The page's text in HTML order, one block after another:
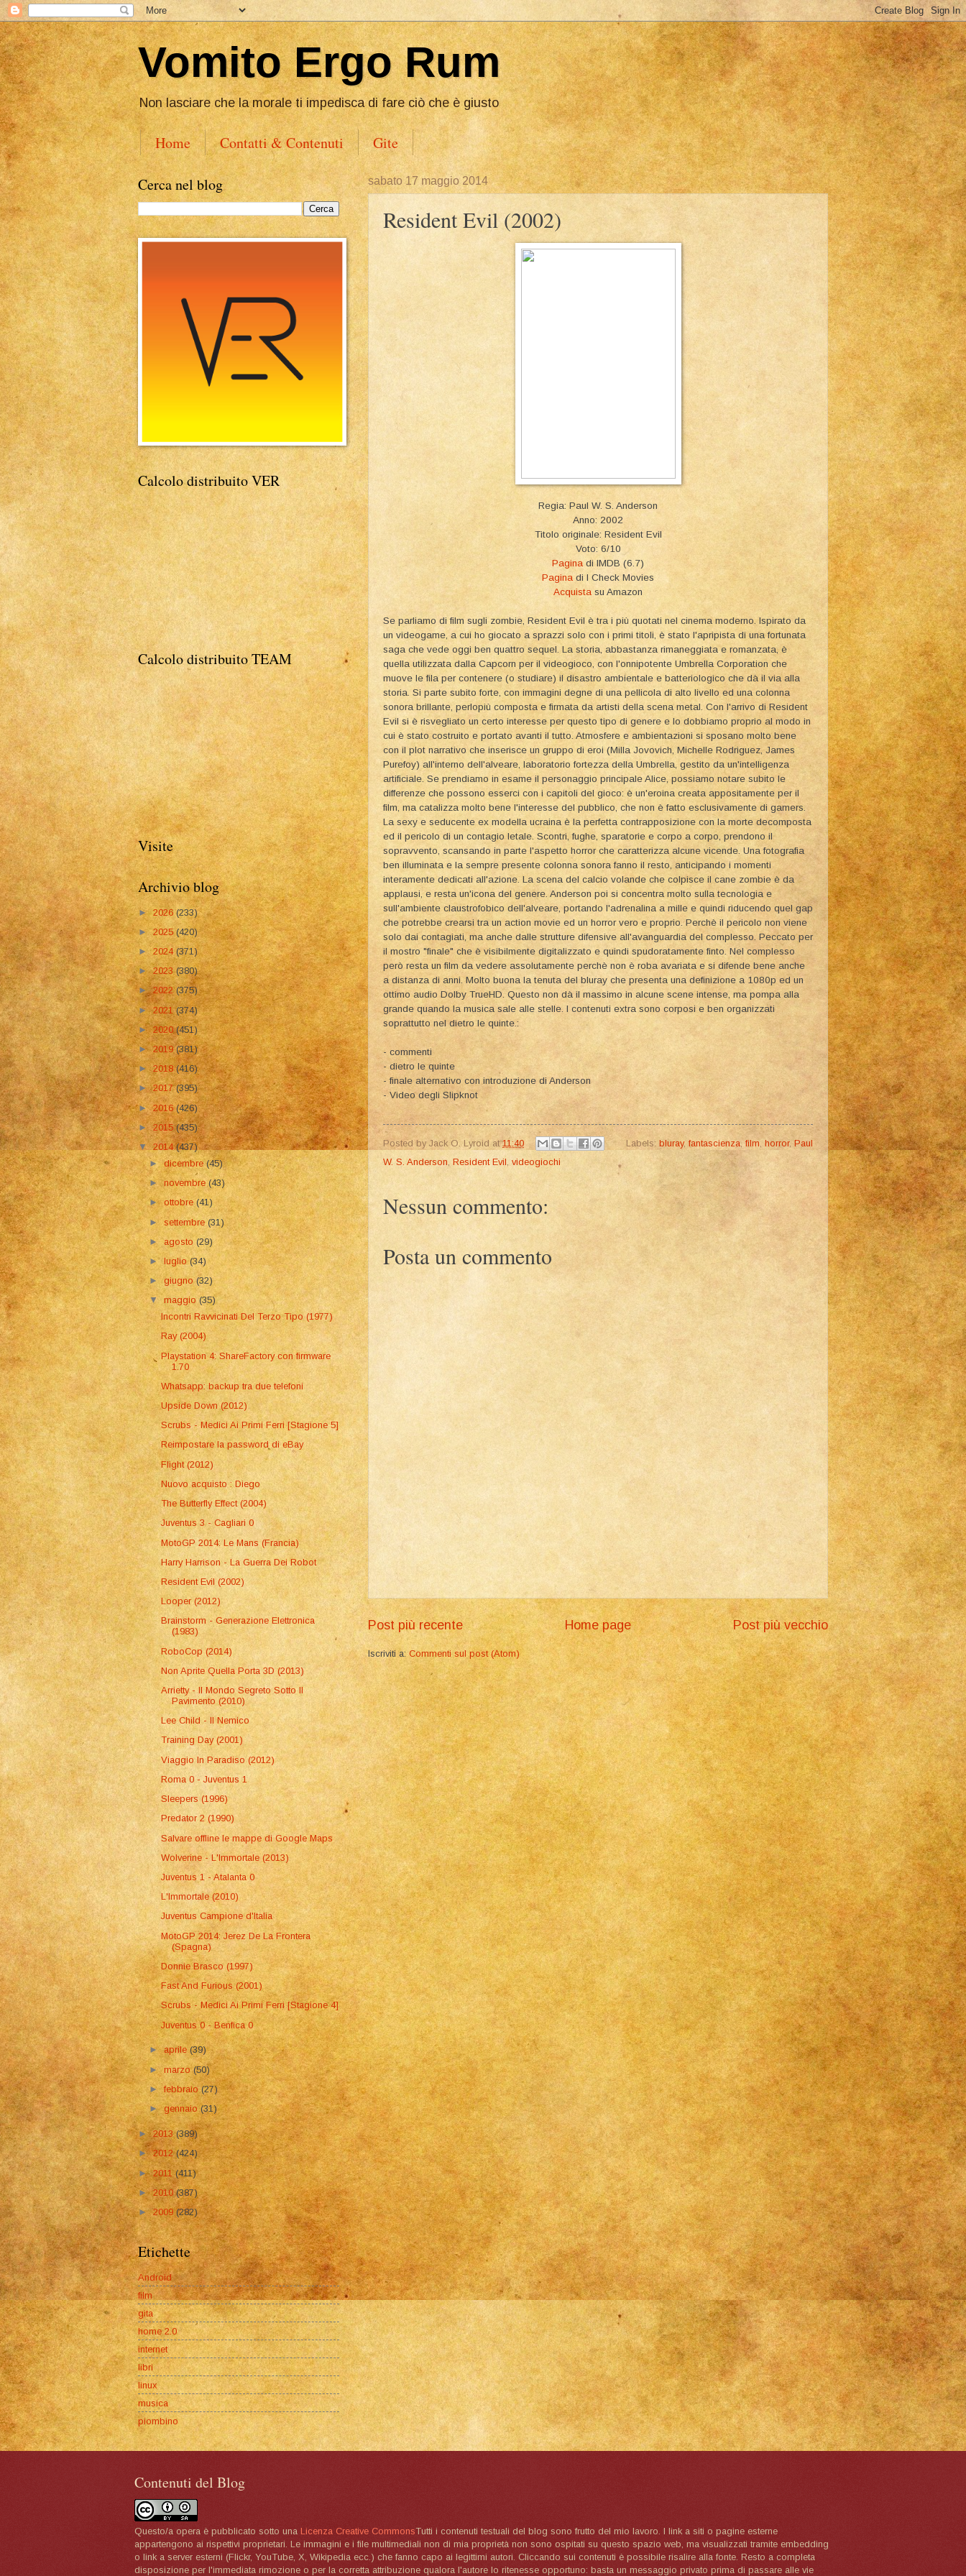
Vomito Ergo Rum
Non lasciare che la morale ti impedisca di fare ciò che è giusto
Home Contatti & Contenuti Gite
sabato 17 maggio 2014
Resident Evil (2002)
Regia: Paul W. S. Anderson
Anno: 2002
Titolo originale: Resident Evil
Voto: 6/10
Pagina di IMDB (6.7)
Pagina di I Check Movies
Acquista su Amazon
Se parliamo di film sugli zombie, Resident Evil è tra i più quotati nel cinema moderno. Ispirato da
un videogame, a cui ho giocato a sprazzi solo con i primi titoli, è stato l'apripista di una fortunata
saga che vede oggi ben quattro sequel. La storia, abbastanza rimaneggiata e romanzata, è
quella utilizzata dalla Capcorn per il videogioco, con l'onnipotente Umbrella Corporation che
muove le fila per contenere (o studiare) il disastro ambientale e batteriologico che dà il via alla
storia. Si parte subito forte, con immagini degne di una pellicola di alto livello ed una colonna
sonora brillante, perlopiù composta e firmata da artisti della scena metal. Con l'arrivo di Resident
Evil si è risvegliato un certo interesse per questo tipo di genere e lo dobbiamo proprio al modo in
cui è stato costruito e portato avanti il tutto. Atmosfere e ambientazioni si sposano molto bene
con il plot narrativo che inserisce un gruppo di eroi (Milla Jovovich, Michelle Rodriguez, James
Purefoy) all'interno dell'alveare, laboratorio fortezza della Umbrella, gestito da un'intelligenza
artificiale. Se prendiamo in esame il personaggio principale Alice, possiamo notare subito le
differenze che possono esserci con i capitoli del gioco: è un'eroina creata appositamente per il
film, ma catalizza molto bene l'interesse del pubblico, che non è fatto esclusivamente di gamers.
La sexy e seducente ex modella ucraina è la perfetta contrapposizione con la morte decomposta
ed il pericolo di un contagio letale. Scontri, fughe, sparatorie e corpo a corpo, prendono il
sopravvento, scansando in parte l'aspetto horror che caratterizza alcune vicende. Una fotografia
ben illuminata e la sempre presente colonna sonora fanno il resto, anticipando i momenti
interamente dedicati all'azione. La scena del calcio volande che colpisce il cane zombie è da
applausi, e resta un'icona del genere. Anderson poi si concentra molto sulla tecnologia e
sull'ambiente claustrofobico dell'alveare, portando l'adrenalina a mille e quindi riducendo quel gap
che potrebbe crearsi tra un action movie ed un horror vero e proprio. Perchè il pericolo non viene
solo dai contagiati, ma anche dalle strutture difensive all'avanguardia del complesso. Peccato per
il mostro "finale" che è visibilmente digitalizzato e quindi spudoratamente finto. Nel complesso
però resta un film da vedere assolutamente perchè non è roba avariata e si difende bene anche
a distanza di anni. Molto buona la tenuta del bluray che presenta una definizione a 1080p ed un
ottimo audio Dolby TrueHD. Questo non dà il massimo in alcune scene intense, ma pompa alla
grande quando la musica sale alle stelle. I contenuti extra sono corposi e ben organizzati
soprattutto nel dietro le quinte.:
- commenti
- dietro le quinte
- finale alternativo con introduzione di Anderson
- Video degli Slipknot
Posted by Jack O. Lyroid at11:40 Labels: bluray, fantascienza,film, horror,Paul
W. S. Anderson, Resident Evil, videogiochi
Nessun commento:
Posta un commento
Post più recente Post più vecchio
Home page
Iscriviti a: Commenti sul post (Atom)
Cerca nel blog
Calcolo distribuito VER
Calcolo distribuito TEAM
Visite
Archivio blog
► 2026(233)
►2025(420)
►2024 (371)
►2023(380)
►2022 (375)
►2021(374)
►2020(451)
►2019(381)
►2018(416)
►2017(395)
►2016(426)
►2015(435)
▼2014(437)
►dicembre(45)
►novembre(43)
►ottobre(41)
►settembre(31)
►agosto(29)
►luglio(34)
►giugno(32)
▼maggio(35)
Incontri Ravvicinati Del Terzo Tipo (1977)
Ray (2004)
Playstation 4: ShareFactory con firmware
1.70
Whatsapp: backup tra due telefoni
Upside Down (2012)
Scrubs - Medici Ai Primi Ferri [Stagione 5]
Reimpostare la password di eBay
Flight (2012)
Nuovo acquisto : Diego
The Butterfly Effect (2004)
Juventus 3 - Cagliari 0
MotoGP 2014: Le Mans (Francia)
Harry Harrison - La Guerra Dei Robot
Resident Evil (2002)
Looper (2012)
Brainstorm - Generazione Elettronica
(1983)
RoboCop (2014)
Non Aprite Quella Porta 3D (2013)
Arrietty - Il Mondo Segreto Sotto Il
Pavimento (2010)
Lee Child - Il Nemico
Training Day (2001)
Viaggio In Paradiso (2012)
Roma 0 - Juventus 1
Sleepers (1996)
Predator 2 (1990)
Salvare offline le mappe di Google Maps
Wolverine - L'Immortale (2013)
Juventus 1 - Atalanta 0
L'Immortale (2010)
Juventus Campione d'Italia
MotoGP 2014: Jerez De La Frontera
(Spagna)
Donnie Brasco (1997)
Fast And Furious (2001)
Scrubs - Medici Ai Primi Ferri [Stagione 4]
Juventus 0 - Benfica 0
►aprile(39)
►marzo(50)
►febbraio(27)
►gennaio(31)
►2013(389)
►2012(424)
►2011(411)
►2010(387)
►2009 (282)
Etichette
Android
film
gita
home 2.0
internet
libri
linux
musica
piombino
Contenuti del Blog
Questo/a opera è pubblicato sotto una Licenza Creative CommonsTutti i contenuti testuali del blog sono frutto del mio lavoro. I link a siti o pagine esterne
appartengono ai rispettivi proprietari. Le immagini e i file multimediali non di mia proprietà non sono ospitati su questo spazio web, ma visualizzati tramite embedding
o link a server esterni (Flickr, YouTube, X, Wikipedia ecc.) che fanno capo ai legittimi autori. Cliccando sui contenuti è possibile risalire alla fonte. Resto a completa
disposizione per l'immediata rimozione o per la corretta attribuzione qualora l'autore lo ritenesse opportuno: basta un messaggio privato prima di passare alle vie